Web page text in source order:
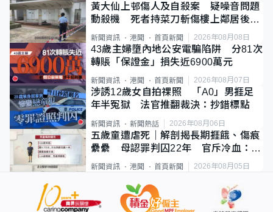
黃大仙上邨傷人及自殺案 疑噪音問題
動殺機 死者持菜刀斬傷樓上鄰居後墮
斃
新聞資訊 港聞 首頁新聞 2026年08月08日
43歲主婦墮內地公安電騙陷阱 分81次
轉賬「保證金」損失近6900萬元
新聞資訊 港聞 首頁新聞 2026年08月07日
涉誘12歲女自拍祼照 「A0」男捱足
年半冤獄 法官推翻裁決：抄錯標點
新聞資訊 新聞熱話 2026年08月06日
五歲童遭虐死｜解剖揭長期捱餓、傷痕
纍纍 母認罪判囚22年 官斥冷血：同
類案最惡劣
新聞資訊 港聞 首頁新聞 2026年08月05日